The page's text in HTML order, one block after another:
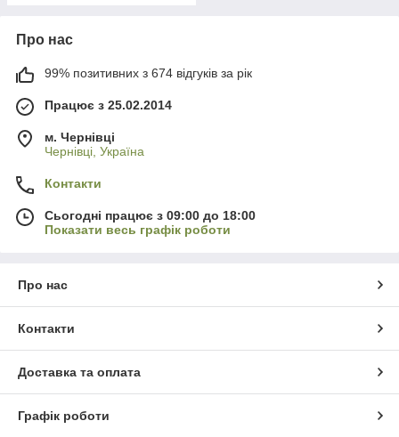
Про нас
99% позитивних з 674 відгуків за рік
Працює з 25.02.2014
м. Чернівці
Чернівці, Україна
Контакти
Сьогодні працює з 09:00 до 18:00
Показати весь графік роботи
Про нас
Контакти
Доставка та оплата
Графік роботи